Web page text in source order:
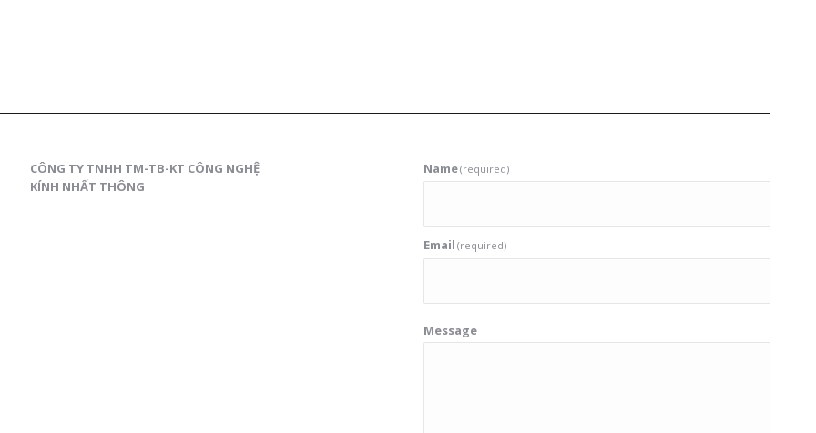
CÔNG TY TNHH TM-TB-KT CÔNG NGHỆ
KÍNH NHẤT THÔNG
Name(required)
Email (required)
Message